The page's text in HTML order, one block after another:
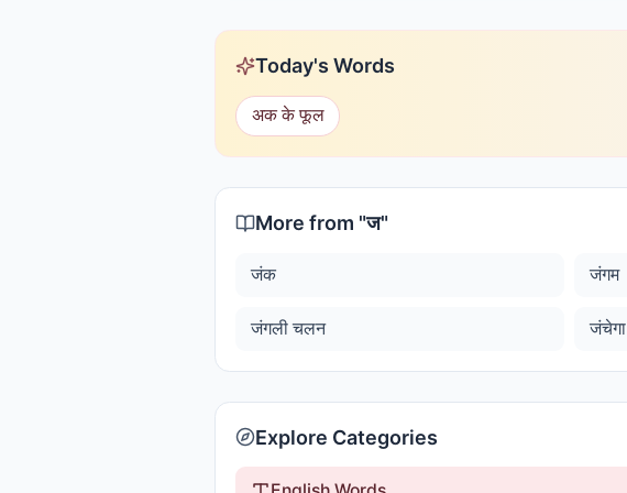
Today's Words
अक के फूल
More from "ज"
जंक जंगम
जंगली चलन जंचेगा
Explore Categories